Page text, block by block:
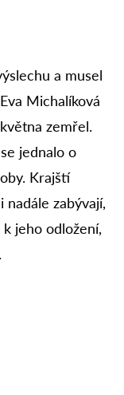
a musel
Michalíková
zemřel.
jednalo o
Krajští
zabývají,
jeho odložení,